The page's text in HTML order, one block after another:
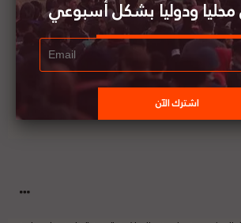
ودوليا بشكل أسبوعي